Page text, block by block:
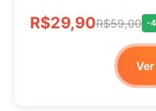
R$29,90R$59,00 -